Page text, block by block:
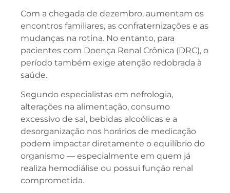
Com a chegada de dezembro, aumentam os
encontros familiares, as confraternizações e as
mudanças na rotina. No entanto, para
pacientes com Doença Renal Crônica (DRC), o
período também exige atenção redobrada à
saúde.
Segundo especialistas em nefrologia,
alterações na alimentação, consumo
excessivo de sal, bebidas alcoólicas e a
desorganização nos horários de medicação
podem impactar diretamente o equilíbrio do
organismo — especialmente em quem já
realiza hemodiálise ou possui função renal
comprometida.